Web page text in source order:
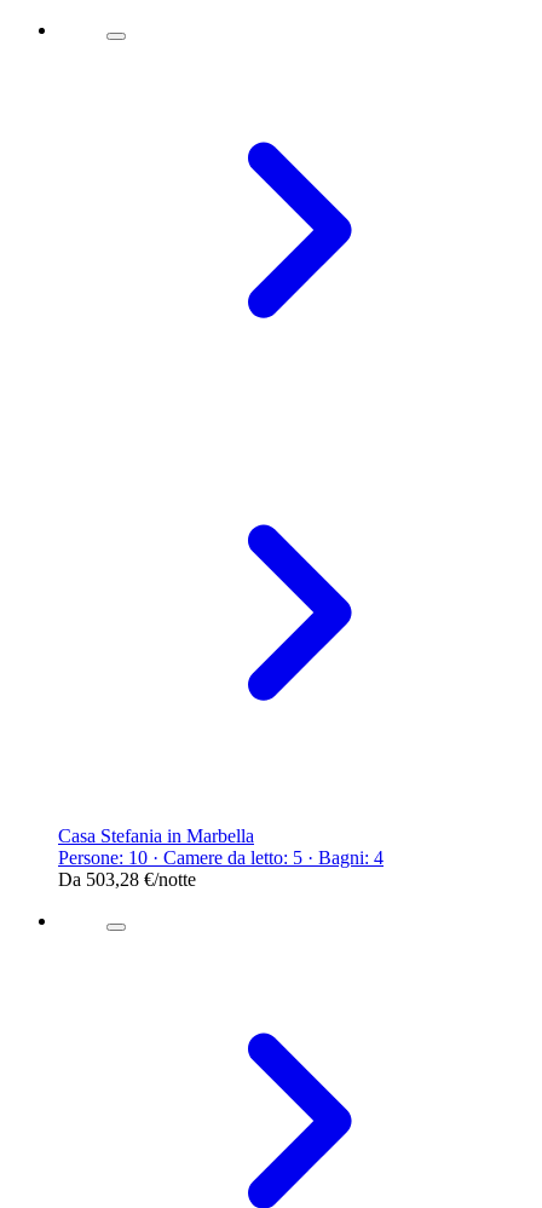
Casa Stefania in Marbella
Persone: 10 · Camere da letto: 5 · Bagni: 4
Da 503,28 €/notte